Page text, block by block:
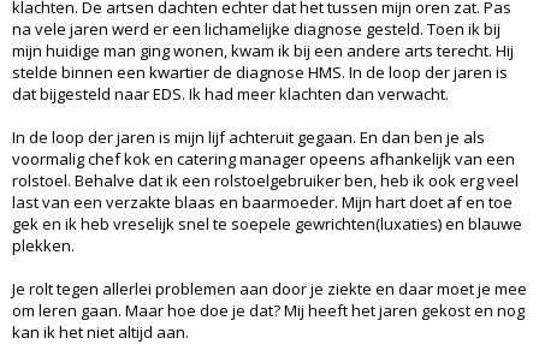
klachten. De artsen dachten echter dat het tussen mijn oren zat. Pas
na vele jaren werd er een lichamelijke diagnose gesteld. Toen ik bij
mijn huidige man ging wonen, kwam ik bij een andere arts terecht. Hij
stelde binnen een kwartier de diagnose HMS. In de loop der jaren is
dat bijgesteld naar EDS. Ik had meer klachten dan verwacht.
In de loop der jaren is mijn lijf achteruit gegaan. En dan ben je als
voormalig chef kok en catering manager opeens afhankelijk van een
rolstoel. Behalve dat ik een rolstoelgebruiker ben, heb ik ook erg veel
last van een verzakte blaas en baarmoeder. Mijn hart doet af en toe
gek en ik heb vreselijk snel te soepele gewrichten(luxaties) en blauwe
plekken.
Je rolt tegen allerlei problemen aan door je ziekte en daar moet je mee
om leren gaan. Maar hoe doe je dat? Mij heeft het jaren gekost en nog
kan ik het niet altijd aan.